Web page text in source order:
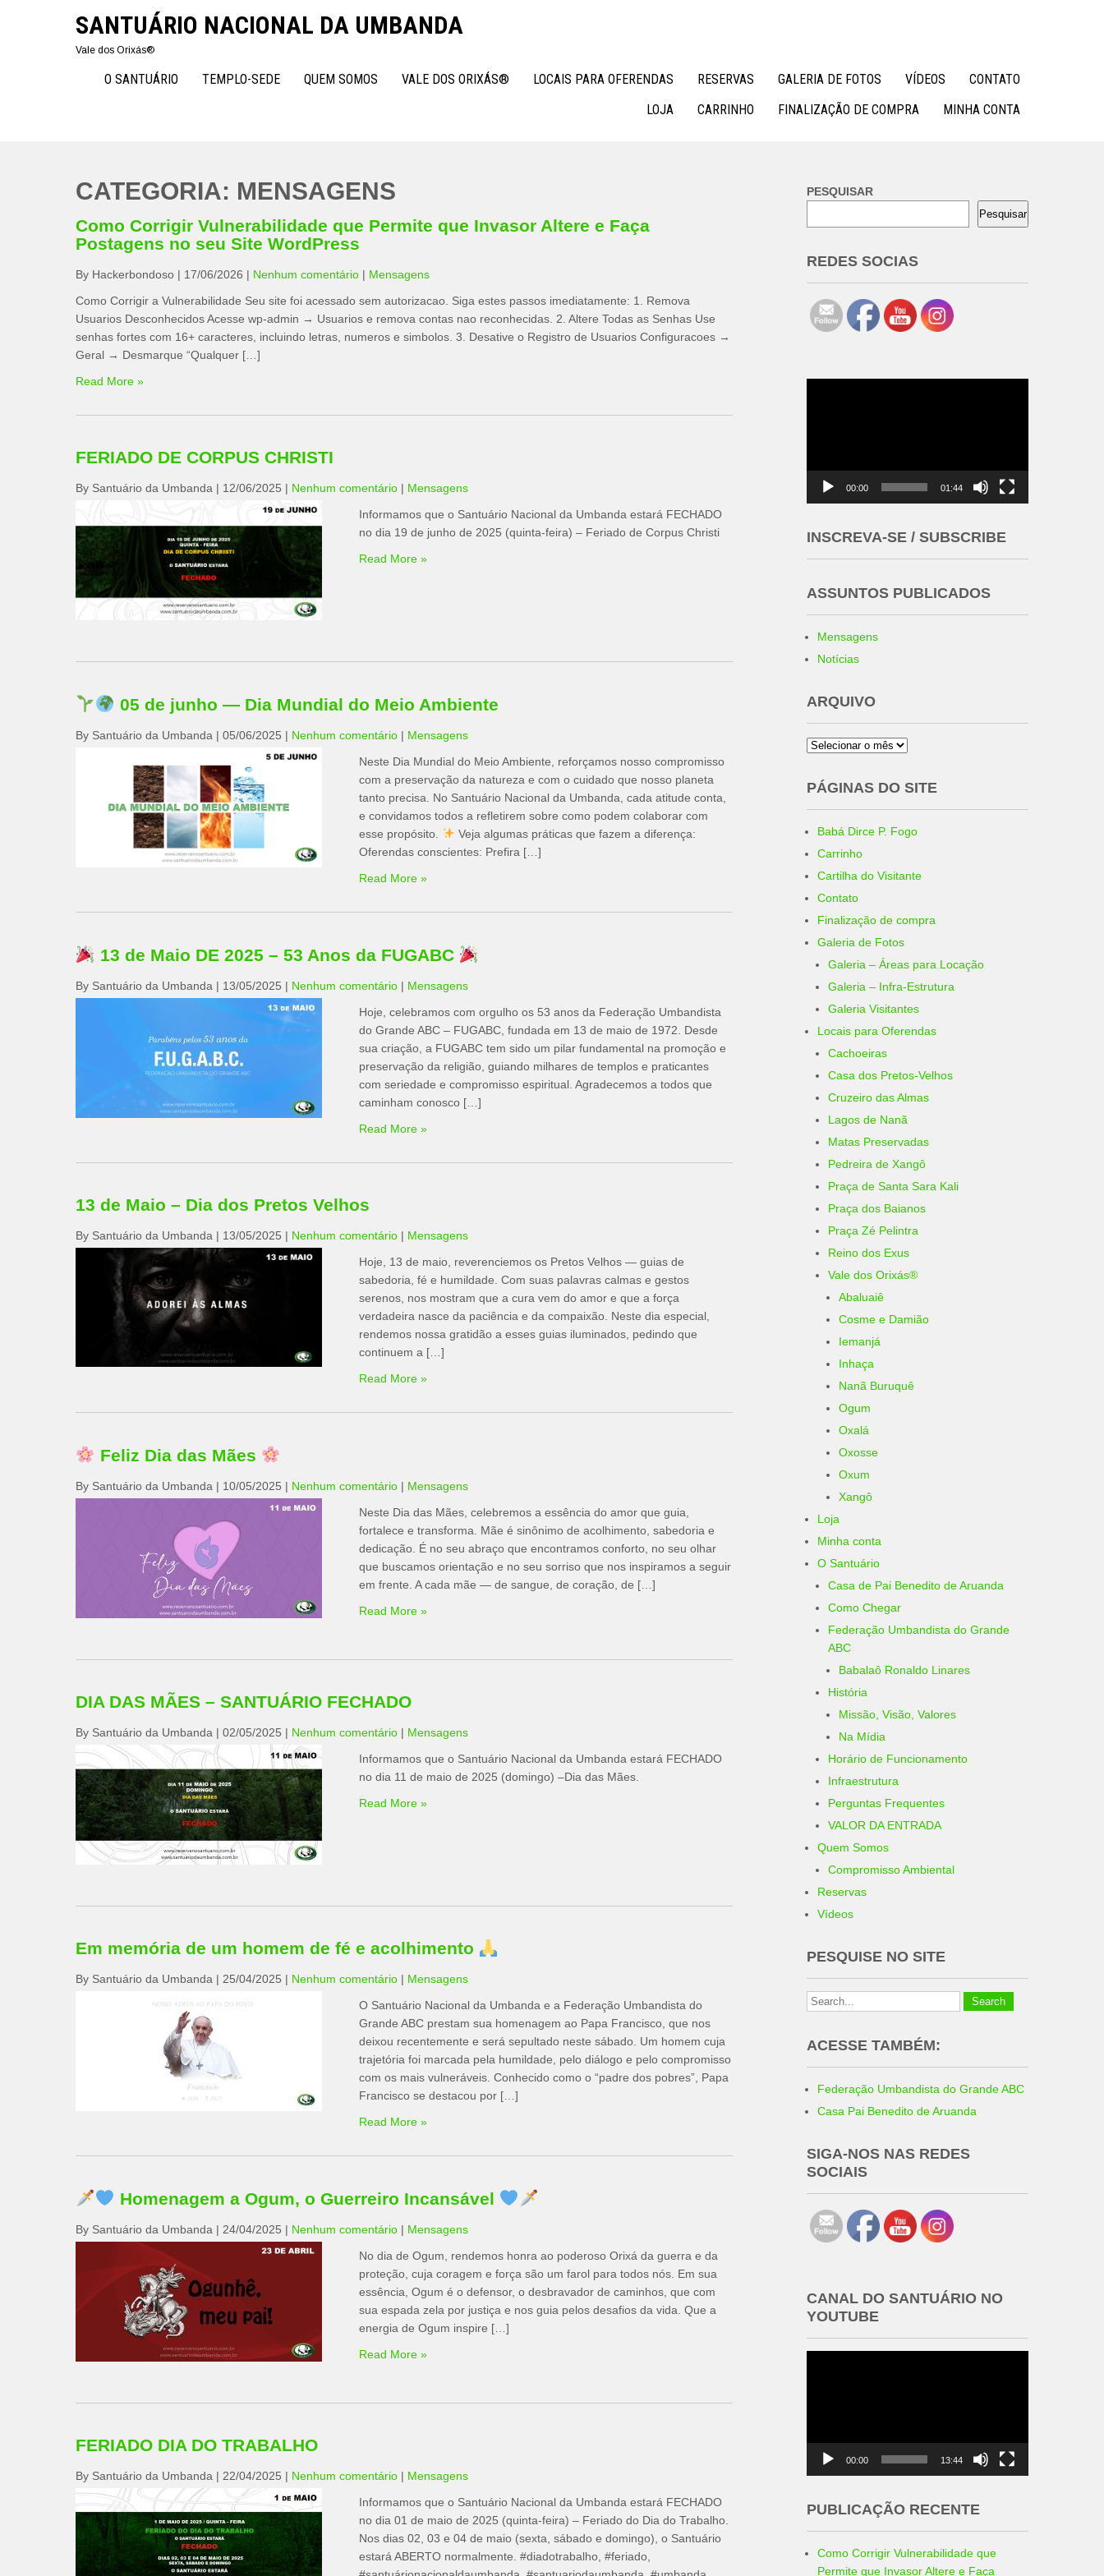
SANTUÁRIO NACIONAL DA UMBANDA
Vale dos Orixás®
O SANTUÁRIO TEMPLO-SEDE QUEM SOMOS VALE DOS ORIXÁS® LOCAIS PARA OFERENDAS RESERVAS GALERIA DE FOTOS VÍDEOS
CONTATO
LOJA
CARRINHO FINALIZAÇÃO DE COMPRA MINHA CONTA
CATEGORIA: MENSAGENS
Como Corrigir Vulnerabilidade que Permite que Invasor Altere e Faça
Postagens no seu Site WordPress
By Hackerbondoso | 17/06/2026 | Nenhum comentário | Mensagens
Como Corrigir a Vulnerabilidade Seu site foi acessado sem autorizacao. Siga estes passos imediatamente: 1. Remova
Usuarios Desconhecidos Acesse wp-admin → Usuarios e remova contas nao reconhecidas. 2. Altere Todas as Senhas Use
senhas fortes com 16+ caracteres, incluindo letras, numeros e simbolos. 3. Desative o Registro de Usuarios Configuracoes →
Geral → Desmarque “Qualquer […]
Read More »
FERIADO DE CORPUS CHRISTI
By Santuário da Umbanda | 12/06/2025 | Nenhum comentário | Mensagens
Informamos que o Santuário Nacional da Umbanda estará FECHADO
no dia 19 de junho de 2025 (quinta-feira) – Feriado de Corpus Christi
Read More »
05 de junho — Dia Mundial do Meio Ambiente
By Santuário da Umbanda | 05/06/2025 | Nenhum comentário | Mensagens
Neste Dia Mundial do Meio Ambiente, reforçamos nosso compromisso
com a preservação da natureza e com o cuidado que nosso planeta
tanto precisa. No Santuário Nacional da Umbanda, cada atitude conta,
e convidamos todos a refletirem sobre como podem colaborar com
esse propósito.
Veja algumas práticas que fazem a diferença: ⁠
⁠Oferendas conscientes: Prefira […]
Read More »
13 de Maio DE 2025 – 53 Anos da FUGABC
By Santuário da Umbanda | 13/05/2025 | Nenhum comentário | Mensagens
Hoje, celebramos com orgulho os 53 anos da Federação Umbandista
do Grande ABC – FUGABC, fundada em 13 de maio de 1972. Desde
sua criação, a FUGABC tem sido um pilar fundamental na promoção e
preservação da religião, guiando milhares de templos e praticantes
com seriedade e compromisso espiritual. Agradecemos a todos que
caminham conosco […]
Read More »
13 de Maio – Dia dos Pretos Velhos
By Santuário da Umbanda | 13/05/2025 | Nenhum comentário | Mensagens
Hoje, 13 de maio, reverenciemos os Pretos Velhos — guias de
sabedoria, fé e humildade. Com suas palavras calmas e gestos
serenos, nos mostram que a cura vem do amor e que a força
verdadeira nasce da paciência e da compaixão. Neste dia especial,
rendemos nossa gratidão a esses guias iluminados, pedindo que
continuem a […]
Read More »
Feliz Dia das Mães
By Santuário da Umbanda | 10/05/2025 | Nenhum comentário | Mensagens
Neste Dia das Mães, celebremos a essência do amor que guia,
fortalece e transforma. Mãe é sinônimo de acolhimento, sabedoria e
dedicação. É no seu abraço que encontramos conforto, no seu olhar
que buscamos orientação e no seu sorriso que nos inspiramos a seguir
em frente. A cada mãe — de sangue, de coração, de […]
Read More »
DIA DAS MÃES – SANTUÁRIO FECHADO
By Santuário da Umbanda | 02/05/2025 | Nenhum comentário | Mensagens
Informamos que o Santuário Nacional da Umbanda estará FECHADO
no dia 11 de maio de 2025 (domingo) –Dia das Mães.
Read More »
Em memória de um homem de fé e acolhimento
By Santuário da Umbanda | 25/04/2025 | Nenhum comentário | Mensagens
O Santuário Nacional da Umbanda e a Federação Umbandista do
Grande ABC prestam sua homenagem ao Papa Francisco, que nos
deixou recentemente e será sepultado neste sábado. Um homem cuja
trajetória foi marcada pela humildade, pelo diálogo e pelo compromisso
com os mais vulneráveis. Conhecido como o “padre dos pobres”, Papa
Francisco se destacou por […]
Read More »
Homenagem a Ogum, o Guerreiro Incansável
By Santuário da Umbanda | 24/04/2025 | Nenhum comentário | Mensagens
No dia de Ogum, rendemos honra ao poderoso Orixá da guerra e da
proteção, cuja coragem e força são um farol para todos nós. Em sua
essência, Ogum é o defensor, o desbravador de caminhos, que com
sua espada zela por justiça e nos guia pelos desafios da vida. Que a
energia de Ogum inspire […]
Read More »
FERIADO DIA DO TRABALHO
By Santuário da Umbanda | 22/04/2025 | Nenhum comentário | Mensagens
Informamos que o Santuário Nacional da Umbanda estará FECHADO
no dia 01 de maio de 2025 (quinta-feira) – Feriado do Dia do Trabalho.
Nos dias 02, 03 e 04 de maio (sexta, sábado e domingo), o Santuário
estará ABERTO normalmente. #diadotrabalho, #feriado,
PESQUISAR
Pesquisar
REDES SOCIAS
00:00 01:44
INSCREVA-SE / SUBSCRIBE
ASSUNTOS PUBLICADOS
Mensagens
Notícias
ARQUIVO
Arquivo
PÁGINAS DO SITE
Babá Dirce P. Fogo
Carrinho
Cartilha do Visitante
Contato
Finalização de compra
Galeria de Fotos
Galeria – Áreas para Locação
Galeria – Infra-Estrutura
Galeria Visitantes
Locais para Oferendas
Cachoeiras
Casa dos Pretos-Velhos
Cruzeiro das Almas
Lagos de Nanã
Matas Preservadas
Pedreira de Xangô
Praça de Santa Sara Kali
Praça dos Baianos
Praça Zé Pelintra
Reino dos Exus
Vale dos Orixás®
Abaluaiê
Cosme e Damião
Iemanjá
Inhaça
Nanã Buruquê
Ogum
Oxalá
Oxosse
Oxum
Xangô
Loja
Minha conta
O Santuário
Casa de Pai Benedito de Aruanda
Como Chegar
Federação Umbandista do Grande
ABC
Babalaô Ronaldo Linares
História
Missão, Visão, Valores
Na Mídia
Horário de Funcionamento
Infraestrutura
Perguntas Frequentes
VALOR DA ENTRADA
Quem Somos
Compromisso Ambiental
Reservas
Vídeos
PESQUISE NO SITE
ACESSE TAMBÉM:
Federação Umbandista do Grande ABC
Casa Pai Benedito de Aruanda
SIGA-NOS NAS REDES
SOCIAIS
CANAL DO SANTUÁRIO NO
YOUTUBE
00:00 13:44
PUBLICAÇÃO RECENTE
Como Corrigir Vulnerabilidade que
Permite que Invasor Altere e Faça